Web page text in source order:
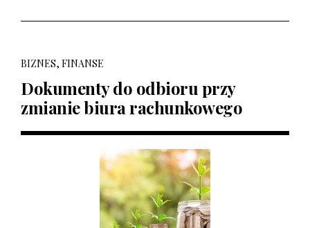
BIZNES, FINANSE
Dokumenty do odbioru przy
zmianie biura rachunkowego